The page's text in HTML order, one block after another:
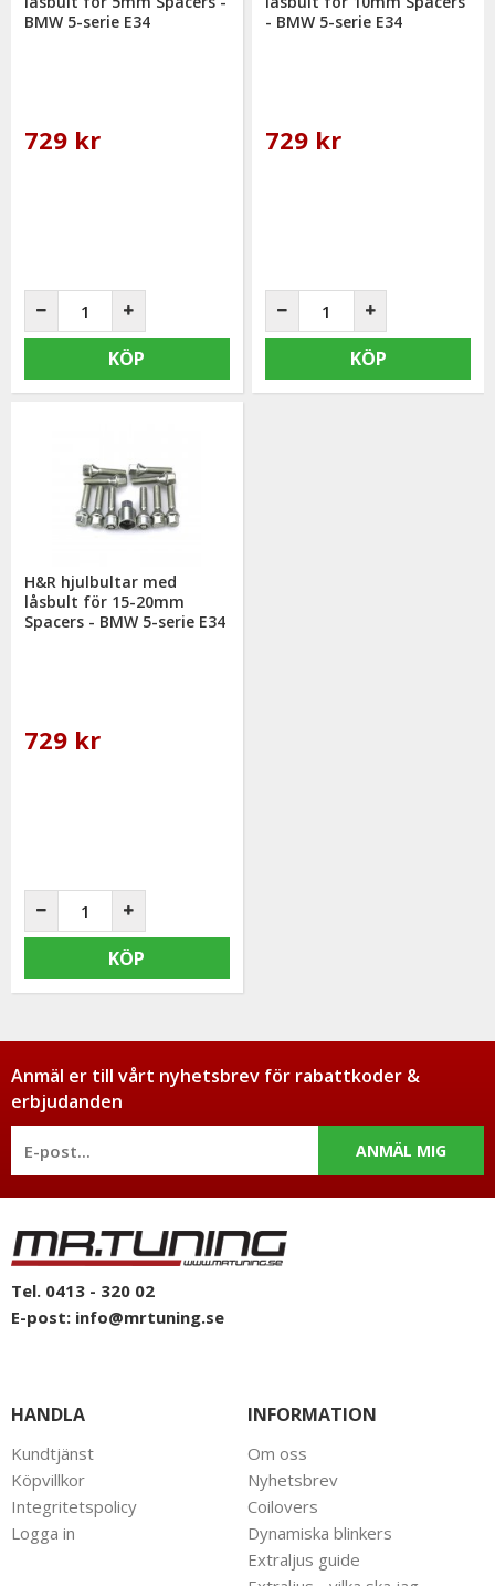
BMW 5-serie E34
729 kr
KÖP
- BMW 5-serie E34
729 kr
KÖP
H&R hjulbultar med
låsbult för 15-20mm
Spacers - BMW 5-serie E34
729 kr
KÖP
Anmäl er till vårt nyhetsbrev för rabattkoder &
erbjudanden
ANMÄL MIG
Tel. 0413 - 320 02
E-post: info@mrtuning.se
HANDLA
Kundtjänst
Köpvillkor
Integritetspolicy
Logga in
INFORMATION
Om oss
Nyhetsbrev
Coilovers
Dynamiska blinkers
Extraljus guide